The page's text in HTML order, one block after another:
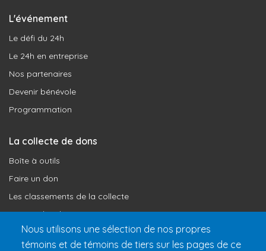
L'événement
Le défi du 24h
Le 24h en entreprise
Nos partenaires
Devenir bénévole
Programmation
La collecte de dons
Boîte à outils
Faire un don
Les classements de la collecte
Où vont les dons
Le programme de reconnaissance
Nous utilisons une sélection de nos propres
témoins et de témoins de tiers sur les pages de ce